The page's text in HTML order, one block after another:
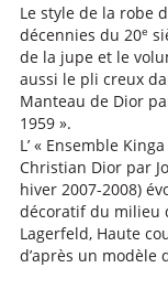
Le style de la robe
décennies du 20e
de la jupe et le
aussi le pli creux
Manteau de Dior
1959 ».
L’ « Ensemble
Christian Dior par
hiver 2007-2008)
décoratif du milieu
Lagerfeld, Haute
d’après un modèle